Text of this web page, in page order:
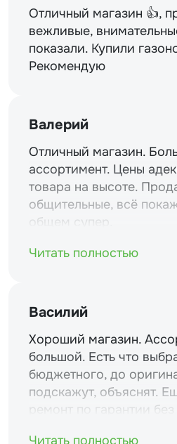
Отличный магазин 👍,
вежливые,
показали. Купили
Рекомендую
Валерий
Отличный магазин.
ассортимент. Цены
товара на высоте.
общительные, всё
общем супер.
Читать полностью
Василий
Хороший магазин.
большой. Есть что
бюджетного, до
подскажут, объяснят.
ремонт по гарантии
Читать полностью